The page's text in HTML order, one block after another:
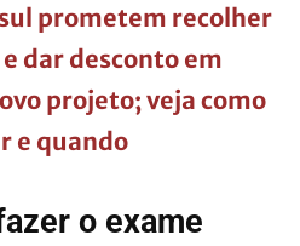
prometem recolher
dar desconto em
projeto; veja como
e quando
o exame